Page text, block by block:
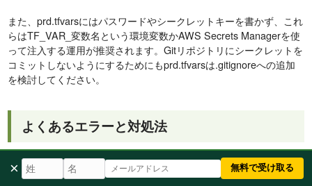
また、prd.tfvarsにはパスワードやシークレットキーを書かず、これ
らはTF_VAR_変数名という環境変数かAWS Secrets Managerを使
って注入する運用が推奨されます。Gitリポジトリにシークレットを
コミットしないようにするためにもprd.tfvarsは.gitignoreへの追加
を検討してください。
よくあるエラーと対処法
1. "No value for required variable"
× 無料で受け取る